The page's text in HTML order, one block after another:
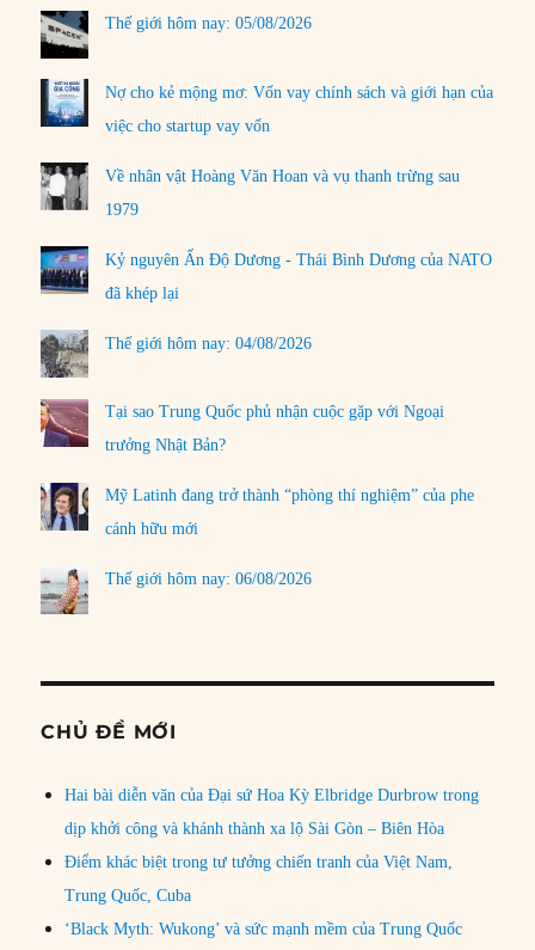
Thế giới hôm nay: 05/08/2026
Nợ cho kẻ mộng mơ: Vốn vay chính sách và giới hạn của
việc cho startup vay vốn
Về nhân vật Hoàng Văn Hoan và vụ thanh trừng sau
1979
Kỷ nguyên Ấn Độ Dương - Thái Bình Dương của NATO
đã khép lại
Thế giới hôm nay: 04/08/2026
Tại sao Trung Quốc phủ nhận cuộc gặp với Ngoại
trưởng Nhật Bản?
Mỹ Latinh đang trở thành “phòng thí nghiệm” của phe
cánh hữu mới
Thế giới hôm nay: 06/08/2026
CHỦ ĐỀ MỚI
Hai bài diễn văn của Đại sứ Hoa Kỳ Elbridge Durbrow trong
dịp khởi công và khánh thành xa lộ Sài Gòn – Biên Hòa
Điểm khác biệt trong tư tưởng chiến tranh của Việt Nam,
Trung Quốc, Cuba
‘Black Myth: Wukong’ và sức mạnh mềm của Trung Quốc